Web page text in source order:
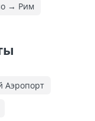
→ Рим
Аэропорт